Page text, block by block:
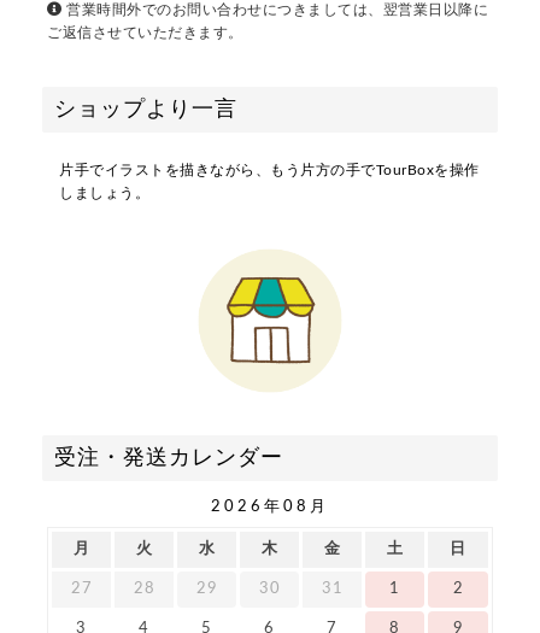
営業時間外でのお問い合わせにつきましては、翌営業日以降に
ご返信させていただきます。
ショップより一言
片手でイラストを描きながら、もう片方の手でTourBoxを操作
しましょう。
受注・発送カレンダー
2026年08月
月 火 水 木 金 土 日
27 28 29 30 31 1 2
3 4 5 6 7 8 9